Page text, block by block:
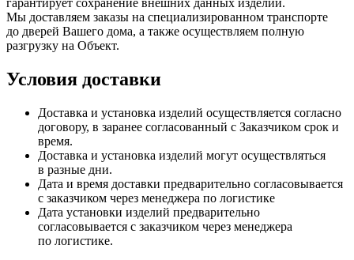
гарантирует сохранение внешних данных изделий.
Мы доставляем заказы на специализированном транспорте
до дверей Вашего дома, а также осуществляем полную
разгрузку на Объект.
Условия доставки
Доставка и установка изделий осуществляется согласно
договору, в заранее согласованный с Заказчиком срок и
время.
Доставка и установка изделий могут осуществляться
в разные дни.
Дата и время доставки предварительно согласовывается
с заказчиком через менеджера по логистике
Дата установки изделий предварительно
согласовывается с заказчиком через менеджера
по логистике.